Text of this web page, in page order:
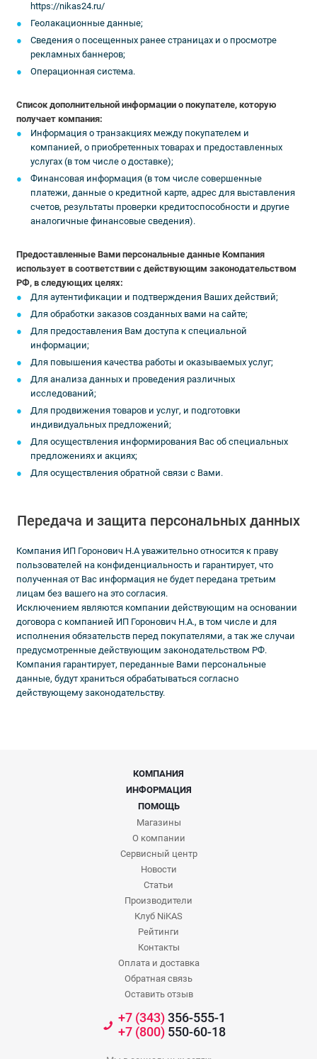
https://nikas24.ru/
Геолакационные данные;
Сведения о посещенных ранее страницах и о просмотре
рекламных баннеров;
Операционная система.
Список дополнительной информации о покупателе, которую
получает компания:
Информация о транзакциях между покупателем и
компанией, о приобретенных товарах и предоставленных
услугах (в том числе о доставке);
Финансовая информация (в том числе совершенные
платежи, данные о кредитной карте, адрес для выставления
счетов, результаты проверки кредитоспособности и другие
аналогичные финансовые сведения).
Предоставленные Вами персональные данные Компания
использует в соответствии с действующим законодательством
РФ, в следующих целях:
Для аутентификации и подтверждения Ваших действий;
Для обработки заказов созданных вами на сайте;
Для предоставления Вам доступа к специальной
информации;
Для повышения качества работы и оказываемых услуг;
Для анализа данных и проведения различных
исследований;
Для продвижения товаров и услуг, и подготовки
индивидуальных предложений;
Для осуществления информирования Вас об специальных
предложениях и акциях;
Для осуществления обратной связи с Вами.
Передача и защита персональных данных
Компания ИП Горонович Н.А уважительно относится к праву
пользователей на конфиденциальность и гарантирует, что
полученная от Вас информация не будет передана третьим
лицам без вашего на это согласия.
Исключением являются компании действующим на основании
договора с компанией ИП Горонович Н.А., в том числе и для
исполнения обязательств перед покупателями, а так же случаи
предусмотренные действующим законодательством РФ.
Компания гарантирует, переданные Вами персональные
данные, будут храниться обрабатываться согласно
действующему законодательству.
КОМПАНИЯ
ИНФОРМАЦИЯ
ПОМОЩЬ
Магазины
О компании
Сервисный центр
Новости
Статьи
Производители
Клуб NiKAS
Рейтинги
Контакты
Оплата и доставка
Обратная связь
Оставить отзыв
+7 (343)356-555-1
+7 (800)550-60-18